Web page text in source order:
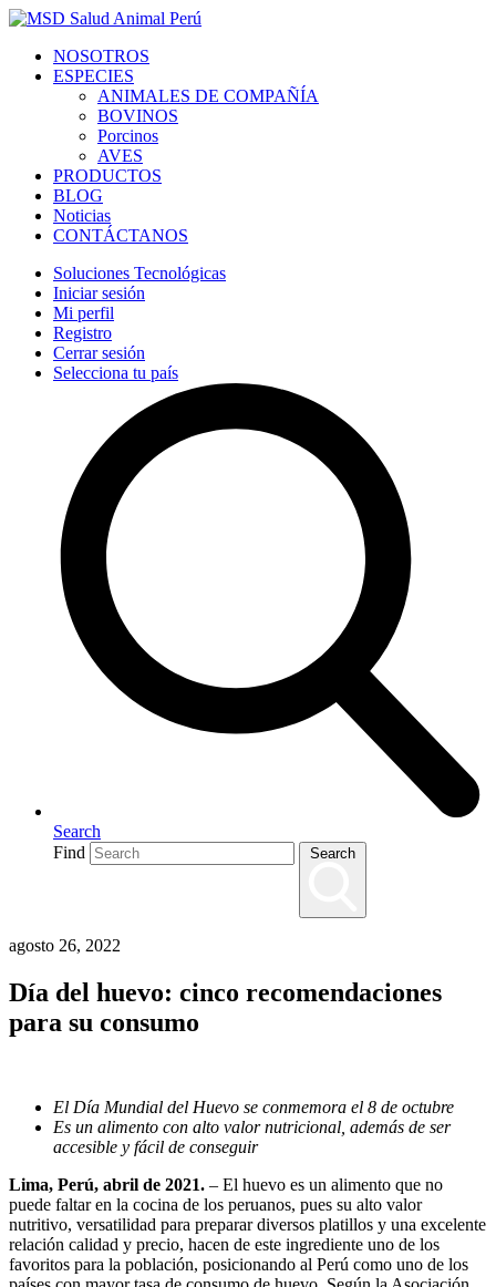
NOSOTROS
ESPECIES
ANIMALES DE COMPAÑÍA
BOVINOS
Porcinos
AVES
PRODUCTOS
BLOG
Noticias
CONTÁCTANOS
Soluciones Tecnológicas
Iniciar sesión
Mi perfil
Registro
Cerrar sesión
Selecciona tu país
Search
Find
Search
agosto 26, 2022
Día del huevo: cinco recomendaciones
para su consumo
El Día Mundial del Huevo se conmemora el 8 de octubre
Es un alimento con alto valor nutricional, además de ser
accesible y fácil de conseguir
Lima, Perú, abril de 2021. – El huevo es un alimento que no
puede faltar en la cocina de los peruanos, pues su alto valor
nutritivo, versatilidad para preparar diversos platillos y una excelente
relación calidad y precio, hacen de este ingrediente uno de los
favoritos para la población, posicionando al Perú como uno de los